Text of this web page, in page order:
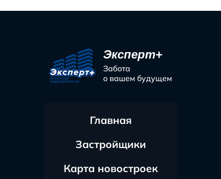
Эксперт+
Забота
о вашем будущем
Главная
Застройщики
Карта новостроек